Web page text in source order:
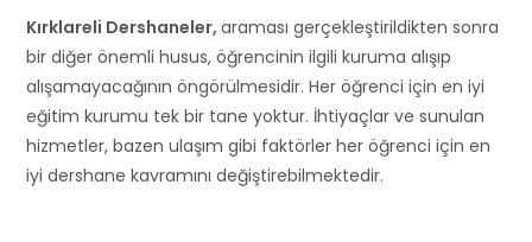
Kırklareli Dershaneler,araması gerçekleştirildikten sonra
bir diğer önemli husus, öğrencinin ilgili kuruma alışıp
alışamayacağının öngörülmesidir. Her öğrenci için en iyi
eğitim kurumu tek bir tane yoktur. İhtiyaçlar ve sunulan
hizmetler, bazen ulaşım gibi faktörler her öğrenci için en
iyi dershane kavramını değiştirebilmektedir.